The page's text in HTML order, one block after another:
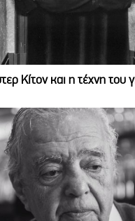
Κίτον και η τέχνη του